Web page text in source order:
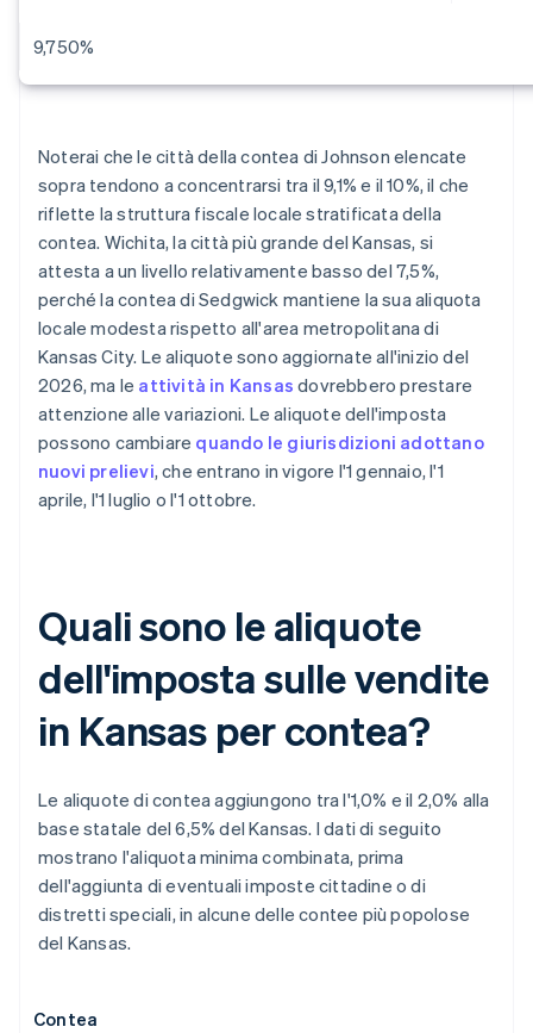
9,750%
Noterai che le città della contea di Johnson elencate
sopra tendono a concentrarsi tra il 9,1% e il 10%, il che
riflette la struttura fiscale locale stratificata della
contea. Wichita, la città più grande del Kansas, si
attesta a un livello relativamente basso del 7,5%,
perché la contea di Sedgwick mantiene la sua aliquota
locale modesta rispetto all'area metropolitana di
Kansas City. Le aliquote sono aggiornate all'inizio del
2026, ma le attività in Kansas dovrebbero prestare
attenzione alle variazioni. Le aliquote dell'imposta
possono cambiare quando le giurisdizioni adottano
nuovi prelievi, che entrano in vigore l'1 gennaio, l'1
aprile, l'1 luglio o l'1 ottobre.
Quali sono le aliquote
dell'imposta sulle vendite
in Kansas per contea?
Le aliquote di contea aggiungono tra l'1,0% e il 2,0% alla
base statale del 6,5% del Kansas. I dati di seguito
mostrano l'aliquota minima combinata, prima
dell'aggiunta di eventuali imposte cittadine o di
distretti speciali, in alcune delle contee più popolose
del Kansas.
Contea